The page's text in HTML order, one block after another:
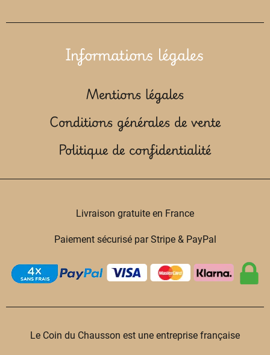
Informations légales
Mentions légales
Conditions générales de vente
Politique de confidentialité
Livraison gratuite en France
Paiement sécurisé par Stripe & PayPal
Le Coin du Chausson est une entreprise française